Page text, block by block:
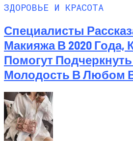
ЗДОРОВЬЕ И КРАСОТА
Специалисты
Макияжа В 2020 Года,
Помогут
Молодость В Любом